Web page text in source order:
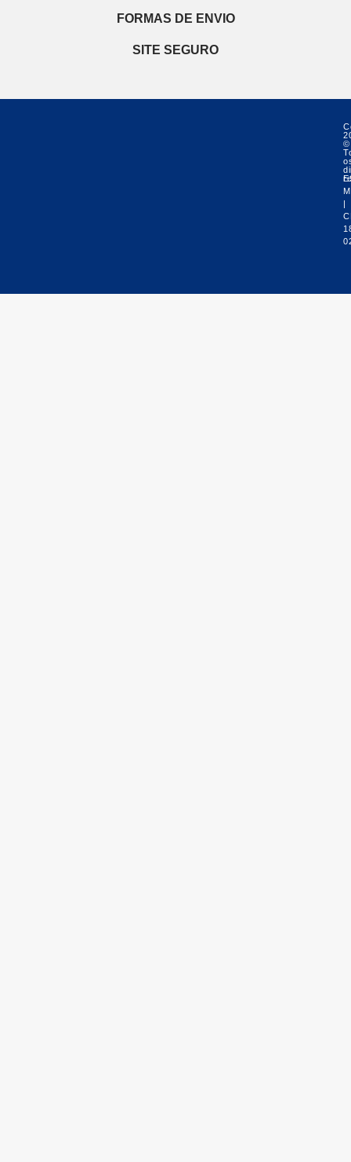
FORMAS DE ENVIO
SITE SEGURO
©